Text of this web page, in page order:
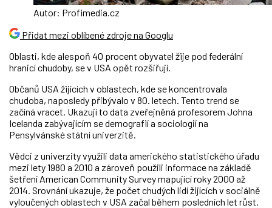
Autor: Profimedia.cz
Přidat mezi oblíbené zdroje na Googlu
Oblasti, kde alespoň 40 procent obyvatel žije pod federální
hranicí chudoby, se v USA opět rozšiřují.
Občanů USA žijících v oblastech, kde se koncentrovala
chudoba, naposledy přibývalo v 80. letech. Tento trend se
začíná vracet. Ukazují to data zveřejněná profesorem Johna
Icelanda zabývajícím se demografií a sociologií na
Pensylvánské státní univerzitě.
Vědci z univerzity využili data amerického statistického úřadu
mezi lety 1980 a 2010 a zároveň použili informace na základě
šetření American Community Survey mapující roky 2000 až
2014. Srovnání ukazuje, že počet chudých lidí žijících v sociálně
vyloučených oblastech v USA začal během posledních let růst.